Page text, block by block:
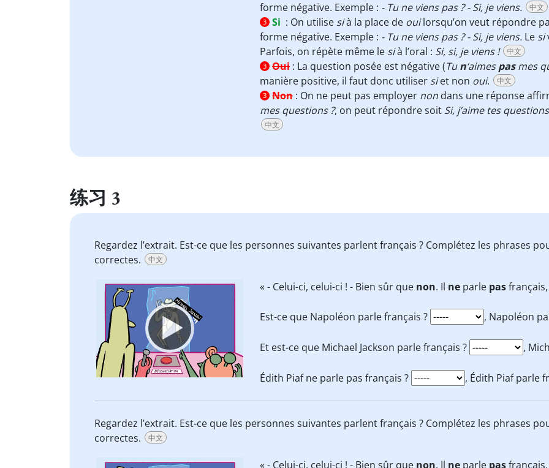
forme négative. Exemple : - Tu ne viens pas ? - Si, je viens. 中文
3 Si : On utilise sià la place de ouilorsqu’on veut répondre
forme négative. Exemple : - Tu ne viens pas ? - Si, je viens. Le si
Parfois, on répète même le sià l’oral : Si, si, je viens ! 中文
3 Oui : La question posée est négative (Tun‘aimespasmes
manière positive, il faut donc utiliser siet non oui. 中文
3 Non : On ne peut pas employer non dans une réponse
mes questions ?, on peut répondre soit Si, j’aime tes
中文
练习 3
Regardez l’extrait. Est-ce que les personnes suivantes parlent français ? Complétez les phrases
correctes.
中文
Video
Player
« - Celui-ci, celui-ci ! - Bien sûr que non. Il ne parle pas
Est-ce que Napoléon parle français ? , Napoléon
Et est-ce que Michael Jackson parle français ? ,
Édith Piaf ne parle pas français ? , Édith Piaf parle
Regardez l’extrait. Est-ce que les personnes suivantes parlent français ? Complétez les phrases
correctes.
中文
Video « - Celui-ci, celui-ci ! - Bien sûr que non. Il ne parle pas